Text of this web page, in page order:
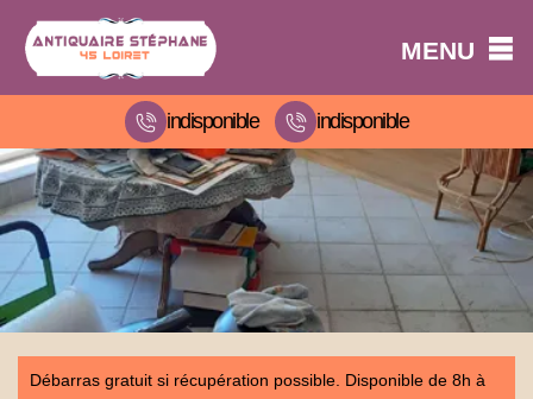
MENU
indisponible indisponible
Débarras gratuit si récupération possible. Disponible de 8h à